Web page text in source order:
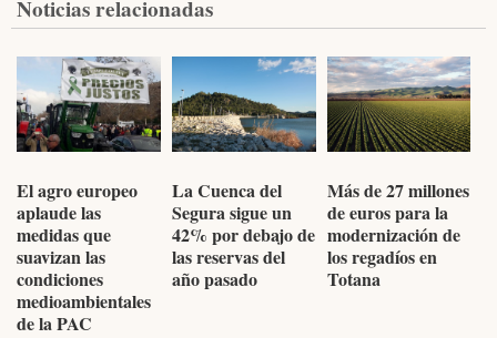
Noticias relacionadas
El agro europeo
aplaude las
medidas que
suavizan las
condiciones
medioambientales
de la PAC
La Cuenca del
Segura sigue un
42% por debajo de
las reservas del
año pasado
Más de 27 millones
de euros para la
modernización de
los regadíos en
Totana